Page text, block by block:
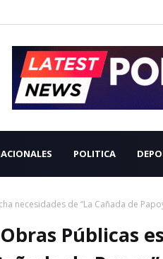
POLITICA
necesidades de “La Cañada de
Públicas